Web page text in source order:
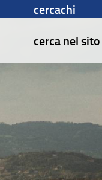
cercachi
cerca nel sito